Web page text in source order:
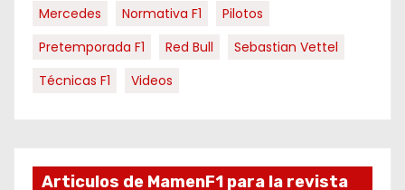
Mercedes
Normativa F1
Pilotos
Pretemporada F1
Red Bull
Sebastian Vettel
Técnicas F1
Videos
Articulos de MamenF1 para la revista